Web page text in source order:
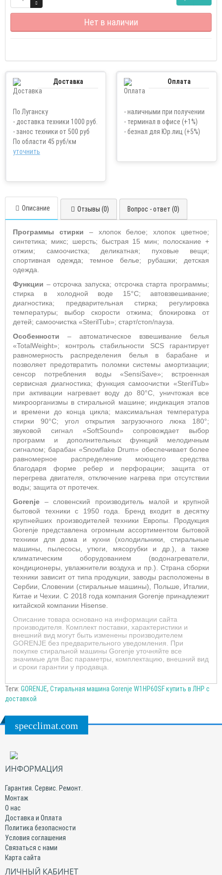
Нет в наличии
Доставка
По Луганску
- доставка техники 1000 руб.
- занос техники от 500 руб
По области 45 руб/км
уточнить
Оплата
- наличными при получении
- терминал в офисе (+1%)
- безнал для Юр.лиц (+5%)
Описание Отзывы (0) Вопрос - ответ (0)
Программы стирки – хлопок белое; хлопок цветное;
синтетика; микс; шерсть; быстрая 15 мин; полоскание +
отжим; самоочистка; деликатная; пуховые вещи;
спортивная одежда; темное белье; рубашки; детская
одежда.
Функции – отсрочка запуска; отсрочка старта программы;
стирка в холодной воде 15°С; автовзвешивание;
диагностика; предварительная стирка; регулировка
температуры; выбор скорости отжима; блокировка от
детей; самоочистка «SterilTub»; старт/стоп/пауза.
Особенности – автоматическое взвешивание белья
«TotalWeight»; контроль стабильности SCS гарантирует
равномерность распределения белья в барабане и
позволяет предотвратить поломки системы амортизации;
сенсор потребления воды «SensiSave»; встроенная
сервисная диагностика; функция самоочистки «SterilTub»
при активации нагревает воду до 80°С, уничтожая все
микроорганизмы в стиральной машине; индикация этапов
и времени до конца цикла; максимальная температура
стирки 90°С; угол открытия загрузочного люка 180°;
звуковой сигнал «SoftSound» сопровождает выбор
программ и дополнительных функций мелодичным
сигналом; барабан «Snowflake Drum» обеспечивает более
равномерное распределение моющего средства
благодаря форме ребер и перфорации; защита от
перегрева двигателя, отключение нагрева при отсутствии
воды; защита от протечек.
Gorenje – словенский производитель малой и крупной
бытовой техники с 1950 года. Бренд входит в десятку
крупнейших производителей техники Европы. Продукция
Gorenje представлена огромным ассортиментом бытовой
техники для дома и кухни (холодильники, стиральные
машины, пылесосы, утюги, мясорубки и др.), а также
климатическим оборудованием (водонагреватели,
кондиционеры, увлажнители воздуха и пр.). Страна сборки
техники зависит от типа продукции, заводы расположены в
Сербии, Словении (стиральные машины), Польше, Италии,
Китае и Чехии. С 2018 года компания Gorenje принадлежит
китайской компании Hisense.
Описание товара основано на информации сайта
производителя. Комплект поставки, характеристики и
внешний вид могут быть изменены производителем
GORENJE без предварительного уведомления. При
покупке стиральной машины Gorenje уточняйте все
значимые для Вас параметры, комплектацию, внешний вид
и сроки гарантии у продавца.
Теги: GORENJE, Стиральная машина Gorenje W1HP60SF купить в ЛНР с
доставкой
specclimat.com
ИНФОРМАЦИЯ
Гарантия. Сервис. Ремонт.
Монтаж
О нас
Доставка и Оплата
Политика безопасности
Условия соглашения
Связаться с нами
Карта сайта
ЛИЧНЫЙ КАБИНЕТ